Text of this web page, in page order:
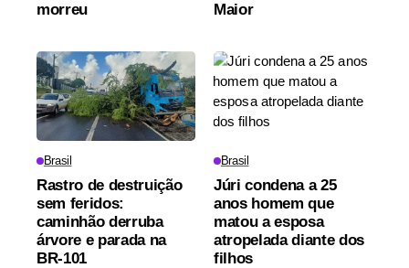
morreu
Maior
Brasil
Rastro de destruição
sem feridos:
caminhão derruba
árvore e parada na
BR-101
Brasil
Júri condena a 25
anos homem que
matou a esposa
atropelada diante dos
filhos